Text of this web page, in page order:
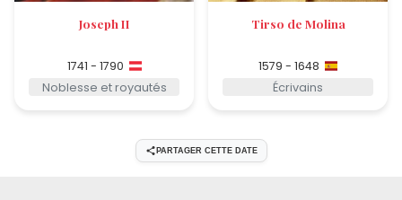
Joseph II
1741 - 1790
Noblesse et royautés
Tirso de Molina
1579 - 1648
Écrivains
PARTAGER CETTE DATE